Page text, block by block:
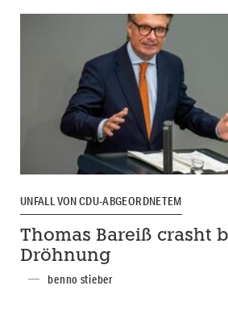
UNFALL VON CDU-ABGEORDNETEM
Thomas Bareiß crasht
Dröhnung
benno stieber